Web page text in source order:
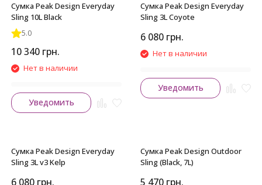
Сумка Peak Design Everyday
Sling 10L Black
5.0
10 340 грн.
Нет в наличии
Уведомить
Сумка Peak Design Everyday
Sling 3L Coyote
6 080 грн.
Нет в наличии
Уведомить
Сумка Peak Design Everyday
Sling 3L v3 Kelp
6 080 грн.
Сумка Peak Design Outdoor
Sling (Black, 7L)
5 470 грн.